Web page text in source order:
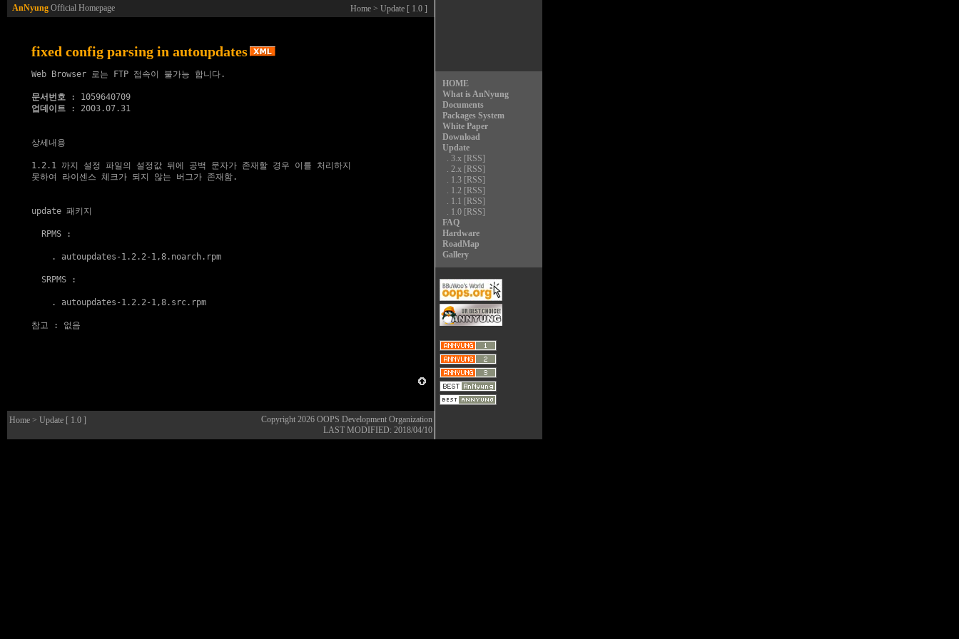
AnNyung Official Homepage Home > Update [ 1.0 ]
HOME
What is AnNyung
Documents
Packages System
White Paper
Download
Update
. 3.x [RSS]
. 2.x [RSS]
. 1.3 [RSS]
. 1.2 [RSS]
. 1.1 [RSS]
. 1.0 [RSS]
FAQ
Hardware
RoadMap
Gallery
fixed config parsing in autoupdates
Web Browser 로는 FTP 접속이 불가능 합니다.
문서번호
업데이트 : 2003.07.31
상세내용
1.2.1 까지 설정 파일의 설정값 뒤에 공백 문자가 존재할 경우 이를 처리하지
못하여 라이센스 체크가 되지 않는 버그가 존재함.
update 패키지
  RPMS :
    .
autoupdates-1.2.2-1,8.noarch.rpm
  SRPMS :
    .
autoupdates-1.2.2-1,8.src.rpm
참고 : 없음
Home > Update [ 1.0 ] Copyright 2026 OOPS Development Organization
LAST MODIFIED: 2018/04/10